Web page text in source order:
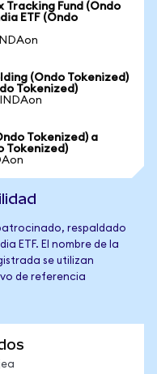
Tracking Fund (Ondo
ETF (Ondo
(Ondo Tokenized)
Tokenized)
Tokenized) a
Tokenized)
respaldado
ETF. El nombre de la
se utilizan
de referencia